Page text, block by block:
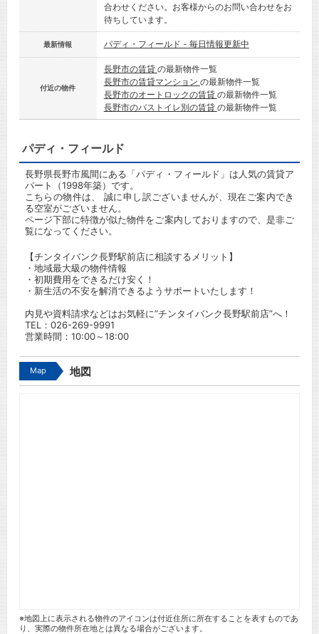
合わせください。お客様からのお問い合わせをお
待ちしています。
最新情報 パディ・フィールド - 毎日情報更新中
付近の物件
長野市の賃貸 の最新物件一覧
長野市の賃貸マンション の最新物件一覧
長野市のオートロックの賃貸 の最新物件一覧
長野市のバストイレ別の賃貸 の最新物件一覧
パディ・フィールド
長野県長野市風間にある「パディ・フィールド」は人気の賃貸ア
パート（1998年築）です。
こちらの物件は、 誠に申し訳ございませんが、現在ご案内でき
る空室がございません。
ページ下部に特徴が似た物件をご案内しておりますので、是非ご
覧になってください。
【チンタイバンク長野駅前店に相談するメリット】
・地域最大級の物件情報
・初期費用をできるだけ安く！
・新生活の不安を解消できるようサポートいたします！
内見や資料請求などはお気軽に”チンタイバンク長野駅前店”へ！
TEL： 026-269-9991
営業時間：10:00～18:00
Map 地図
※地図上に表示される物件のアイコンは付近住所に所在することを表すものであ
り、実際の物件所在地とは異なる場合がございます。